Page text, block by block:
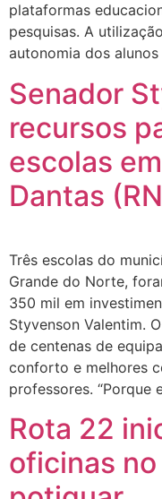
plataformas
pesquisas. A
autonomia dos
Senador
recursos
escolas
Dantas
Três escolas do
Grande do Norte,
350 mil em
Styvenson Valentim.
de centenas de
conforto e melhores
professores.
Rota 22
oficinas